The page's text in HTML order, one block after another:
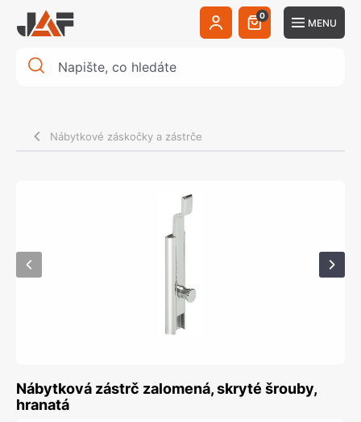
0
MENU
Nábytkové záskočky a zástrče
Nábytková zástrč zalomená, skryté šrouby,
hranatá